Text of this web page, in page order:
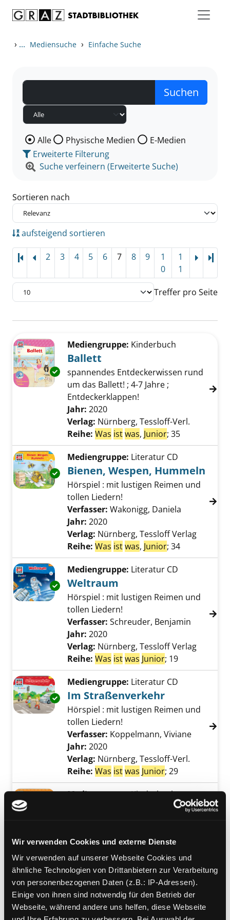
Wir verwenden Cookies und externe Dienste
Wir verwenden auf unserer Webseite Cookies und
ähnliche Technologien von Drittanbietern zur Verarbeitung
von personenbezogenen Daten (z.B.: IP-Adressen).
Einige von ihnen sind notwendig für den Betrieb der
Webseite, während andere uns helfen, diese Webseite
› ... Mediensuche › Einfache Suche
Wählen Sie die Medienart nach der Sie suchen wollen.
Alle Physische Medien
E-Medien
Erweiterte Filterung
Suche verfeinern (Erweiterte Suche)
Sortieren nach
aufsteigend sortieren
2 3 4 5 6 7 8 9
1
0
1
1
Treffer pro Seite
Zu den Suchfiltern springen
Exemplar-Details von Ballett anzeigen
Mediengruppe: Kinderbuch
Ballett
spannendes Entdeckerwissen rund
um das Ballett! ; 4-7 Jahre ;
Entdeckerklappen!
Suche nach diesem Verfasser
Jahr: 2020
Verlag: Nürnberg, Tessloff-Verl.
Reihe: Was istwas, Junior; 35
Exemplar-Details von Bienen, Wespen,
Mediengruppe: Literatur CD
Bienen, Wespen, Hummeln
Hörspiel : mit lustigen Reimen und
tollen Liedern!
Verfasser: Wakonigg, Daniela
Jahr: 2020
Verlag: Nürnberg, Tessloff Verlag
Reihe: Was istwas, Junior; 34
Exemplar-Details von Weltraum anzeigen
Mediengruppe: Literatur CD
Weltraum
Hörspiel : mit lustigen Reimen und
tollen Liedern!
Verfasser: Schreuder, Benjamin
Jahr: 2020
Verlag: Nürnberg, Tessloff Verlag
Reihe: Was istwas Junior; 19
Exemplar-Details von Im Straßenverkehr
Mediengruppe: Literatur CD
Im Straßenverkehr
Hörspiel : mit lustigen Reimen und
tollen Liedern!
Verfasser: Koppelmann, Viviane
Jahr: 2020
Verlag: Nürnberg, Tessloff-Verl.
Reihe: Was istwas Junior; 29
Mediengruppe:Kinderbuch
Klappen!
Suche nach diesem Verfasser
Jahr:2020
Verlag:Nürnberg, Tessloff-Verl.
Reihe:Wasist was,Junior; 25
Mediengruppe:Kinderbuch